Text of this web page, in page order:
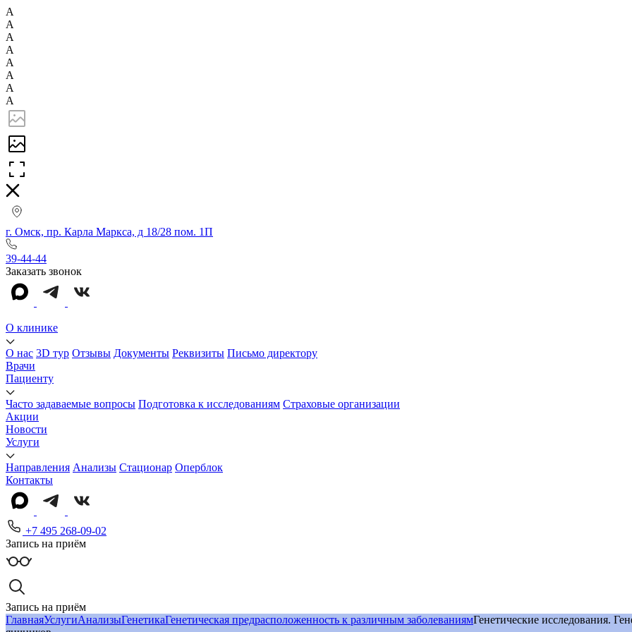
А
А
А
А
А
А
А
А
г. Омск, пр. Карла Маркса, д 18/28 пом. 1П
39-44-44
Заказать звонок
О клинике
О нас 3D тур Отзывы Документы Реквизиты Письмо директору
Врачи
Пациенту
Часто задаваемые вопросы Подготовка к исследованиям Страховые организации
Акции
Новости
Услуги
Направления Анализы Стационар Оперблок
Контакты
+7 495 268-09-02
Запись на приём
Запись на приём
ГлавнаяУслугиАнализыГенетикаГенетическая предрасположенность к различным заболеваниямГенетические исследования.